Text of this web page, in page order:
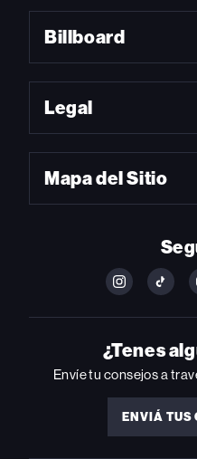
Billboard
Legal
Mapa del Sitio
FOLLOW
ON
INSTAGRAM
ON
¿Tenes
Envíe tu consejos a
ENVIÁ TUS
ENVIÁ